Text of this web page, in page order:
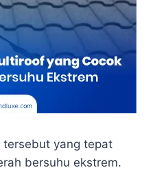
tersebut yang tepat
bersuhu ekstrem.